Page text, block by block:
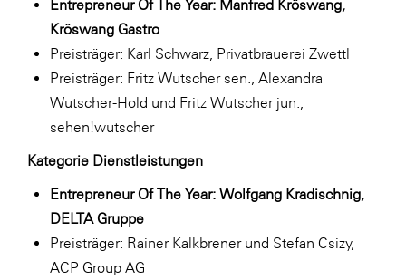
Entrepreneur Of The Year: Manfred Kröswang,
Kröswang Gastro
Preisträger: Karl Schwarz, Privatbrauerei Zwettl
Preisträger: Fritz Wutscher sen., Alexandra
Wutscher-Hold und Fritz Wutscher jun.,
sehen!wutscher
Kategorie Dienstleistungen
Entrepreneur Of The Year: Wolfgang Kradischnig,
DELTA Gruppe
Preisträger: Rainer Kalkbrener und Stefan Csizy,
ACP Group AG